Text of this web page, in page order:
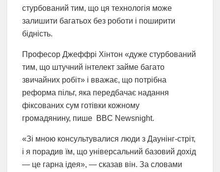
стурбований тим, що ця технологія може
залишити багатьох без роботи і поширити
бідність.
Професор Джеффрі Хінтон «дуже стурбований
тим, що штучний інтелект займе багато
звичайних робіт» і вважає, що потрібна
реформа пільг, яка передбачає надання
фіксованих сум готівки кожному
громадянину, пише BBC Newsnight.
«Зі мною консультувалися люди з Даунінг-стріт,
і я порадив їм, що універсальний базовий дохід
— це гарна ідея», — сказав він. За словами